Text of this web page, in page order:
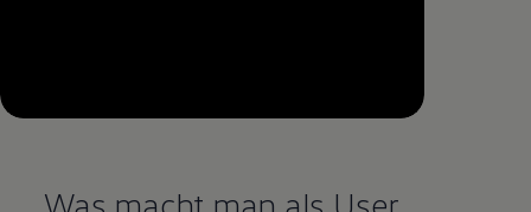
Verbleibende Zeit, --:--
Was macht man als User